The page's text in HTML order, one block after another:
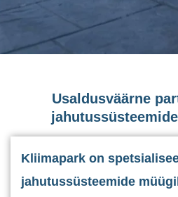
Usaldusväärne
Kliimapark on
jahutussüsteemide